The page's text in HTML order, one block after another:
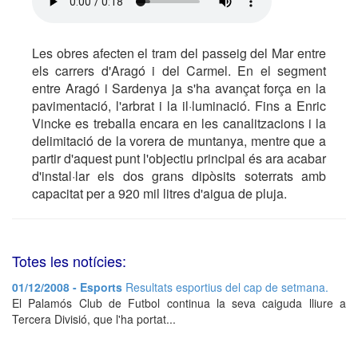
Les obres afecten el tram del passeig del Mar entre
els carrers d'Aragó i del Carmel. En el segment
entre Aragó i Sardenya ja s'ha avançat força en la
pavimentació, l'arbrat i la il·luminació. Fins a Enric
Vincke es treballa encara en les canalitzacions i la
delimitació de la vorera de muntanya, mentre que a
partir d'aquest punt l'objectiu principal és ara acabar
d'instal·lar els dos grans dipòsits soterrats amb
capacitat per a 920 mil litres d'aigua de pluja.
Totes les notícies:
01/12/2008 - Esports Resultats esportius del cap de setmana.
El Palamós Club de Futbol continua la seva caiguda lliure a
Tercera Divisió, que l'ha portat...